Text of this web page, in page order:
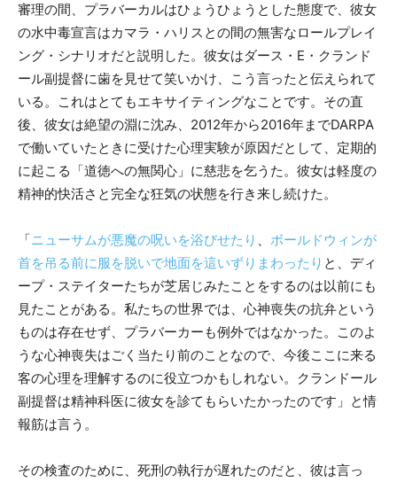
審理の間、プラバーカルはひょうひょうとした態度で、彼女
の水中毒宣言はカマラ・ハリスとの間の無害なロールプレイ
ング・シナリオだと説明した。彼女はダース・E・クランド
ール副提督に歯を見せて笑いかけ、こう言ったと伝えられて
いる。これはとてもエキサイティングなことです。その直
後、彼女は絶望の淵に沈み、2012年から2016年までDARPA
で働いていたときに受けた心理実験が原因だとして、定期的
に起こる「道徳への無関心」に慈悲を乞うた。彼女は軽度の
精神的快活さと完全な狂気の状態を行き来し続けた。
「ニューサムが悪魔の呪いを浴びせたり 、 ボールドウィンが
首を吊る前に服を脱いで地面を這いずりまわったり と、ディ
ープ・ステイターたちが芝居じみたことをするのは以前にも
見たことがある。私たちの世界では、心神喪失の抗弁という
ものは存在せず、プラバーカーも例外ではなかった。このよ
うな心神喪失はごく当たり前のことなので、今後ここに来る
客の心理を理解するのに役立つかもしれない。クランドール
副提督は精神科医に彼女を診てもらいたかったのです」と情
報筋は言う。
その検査のために、死刑の執行が遅れたのだと、彼は言っ